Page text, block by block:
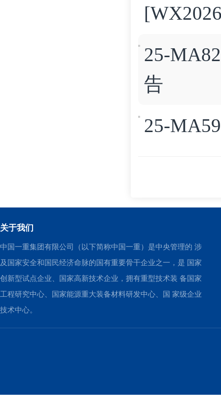
25-
告
25-
关于我们
中国一重集团有限公司（以下简称中国一重）是中央管理的 涉
及国家安全和国民经济命脉的国有重要骨干企业之一，是 国家
创新型试点企业、国家高新技术企业，拥有重型技术装 备国家
工程研究中心、国家能源重大装备材料研发中心、国 家级企业
技术中心。